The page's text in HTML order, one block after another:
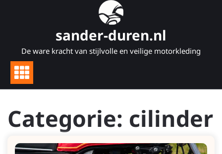
sander-duren.nl
De ware kracht van stijlvolle en veilige motorkleding
Categorie: cilinder